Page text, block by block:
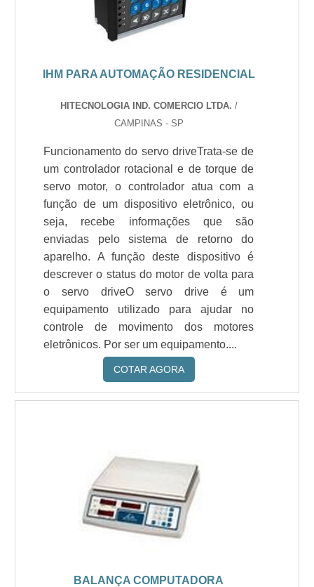
IHM PARA AUTOMAÇÃO RESIDENCIAL
HITECNOLOGIA IND. COMERCIO LTDA. /
CAMPINAS - SP
Funcionamento do servo driveTrata-se de
um controlador rotacional e de torque de
servo motor, o controlador atua com a
função de um dispositivo eletrônico, ou
seja, recebe informações que são
enviadas pelo sistema de retorno do
aparelho. A função deste dispositivo é
descrever o status do motor de volta para
o servo driveO servo drive é um
equipamento utilizado para ajudar no
controle de movimento dos motores
eletrônicos. Por ser um equipamento....
COTAR AGORA
BALANÇA COMPUTADORA